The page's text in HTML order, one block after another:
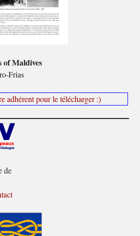
of Maldives
Frias
adhérent pour le télécharger :)
de